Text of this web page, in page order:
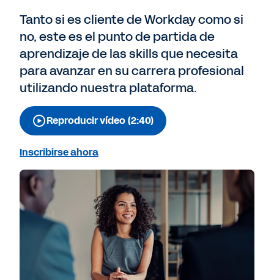
Tanto si es cliente de Workday como si
no, este es el punto de partida de
aprendizaje de las skills que necesita
para avanzar en su carrera profesional
utilizando nuestra plataforma.
Reproducir vídeo (2:40)
Inscribirse ahora